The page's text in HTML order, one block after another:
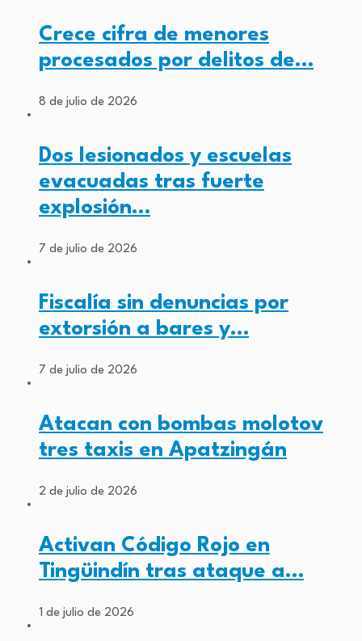
Crece cifra de menores
procesados por delitos de…
8 de julio de 2026
Dos lesionados y escuelas
evacuadas tras fuerte
explosión…
7 de julio de 2026
Fiscalía sin denuncias por
extorsión a bares y…
7 de julio de 2026
Atacan con bombas molotov
tres taxis en Apatzingán
2 de julio de 2026
Activan Código Rojo en
Tingüindín tras ataque a…
1 de julio de 2026